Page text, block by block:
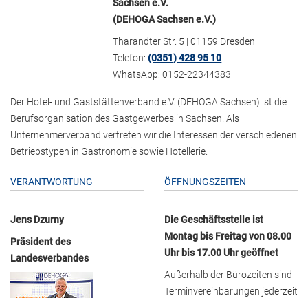
Sachsen e.V.
(DEHOGA Sachsen e.V.)
Tharandter Str. 5 | 01159 Dresden
Telefon:(0351) 428 95 10
WhatsApp: 0152-22344383
Der Hotel- und Gaststättenverband e.V. (DEHOGA Sachsen) ist die
Berufsorganisation des Gastgewerbes in Sachsen. Als
Unternehmerverband vertreten wir die Interessen der verschiedenen
Betriebstypen in Gastronomie sowie Hotellerie.
VERANTWORTUNG
Jens Dzurny
Präsident des
Landesverbandes
ÖFFNUNGSZEITEN
Die Geschäftsstelle ist
Montag bis Freitag von 08.00
Uhr bis 17.00 Uhr geöffnet
Außerhalb der Bürozeiten sind
Terminvereinbarungen jederzeit